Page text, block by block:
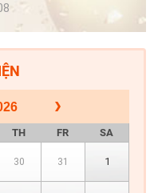
TH FR SA
30 31 1